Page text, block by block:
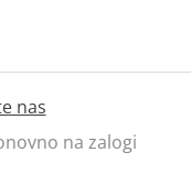
nas
na zalogi